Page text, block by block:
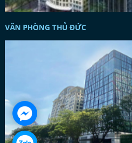
VĂN PHÒNG THỦ ĐỨC